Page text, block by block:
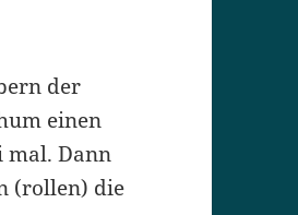
der
einen
mal. Dann
(rollen) die